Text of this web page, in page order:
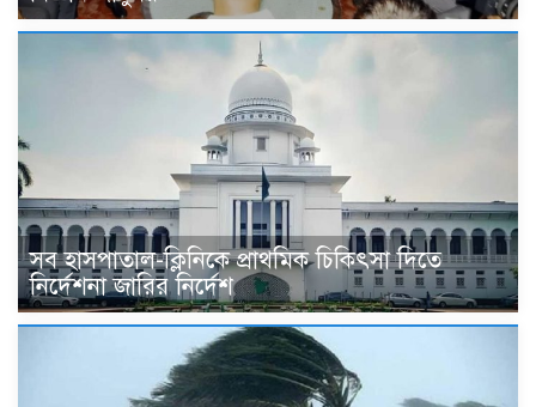
সব হাসপাতাল-ক্লিনিকে প্রাথমিক চিকিৎসা দিতে
নির্দেশনা জারির নির্দেশ